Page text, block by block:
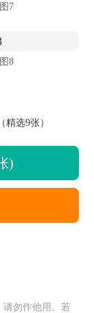
7
8
选9张）
)
请勿作他用。若